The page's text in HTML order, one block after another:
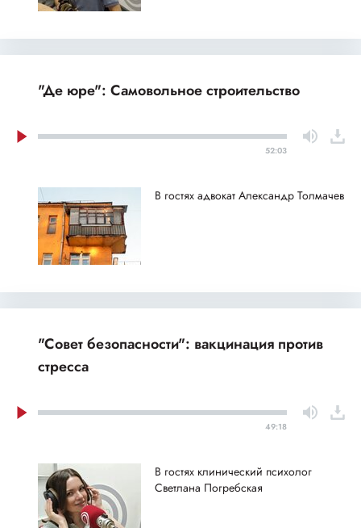
"Де юре": Самовольное строительство
52:03
В гостях адвокат Александр Толмачев
"Совет безопасности": вакцинация против
стресса
49:18
В гостях клинический психолог
Светлана Погребская